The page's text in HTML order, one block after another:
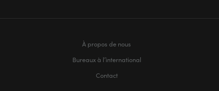
À propos de nous
Bureaux à l’international
Contact